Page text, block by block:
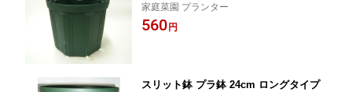
家庭菜園 プランター
560 円
スリット鉢 プラ鉢 24cm ロングタイプ